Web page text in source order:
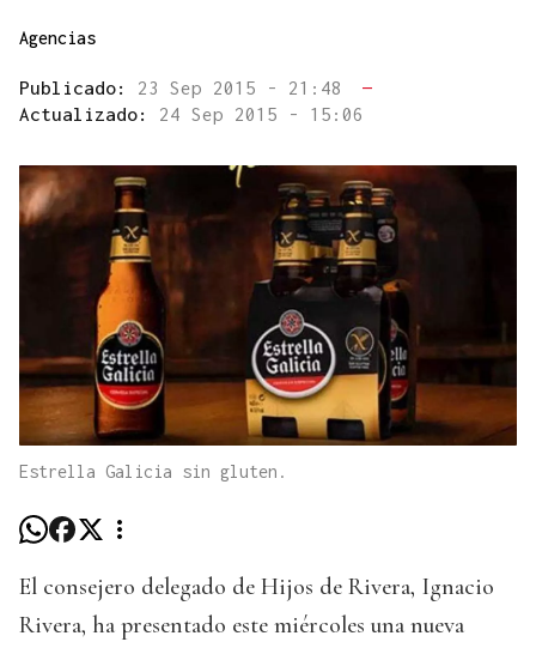
Agencias
Publicado: 23 Sep 2015 - 21:48
—
Actualizado: 24 Sep 2015 - 15:06
Estrella Galicia sin gluten.
El consejero delegado de Hijos de Rivera, Ignacio
Rivera, ha presentado este miércoles una nueva